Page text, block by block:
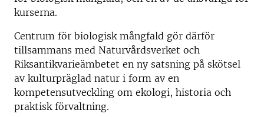
kurserna.
Centrum för biologisk mångfald gör därför
tillsammans med Naturvårdsverket och
Riksantikvarieämbetet en ny satsning på skötsel
av kulturpräglad natur i form av en
kompetensutveckling om ekologi, historia och
praktisk förvaltning.